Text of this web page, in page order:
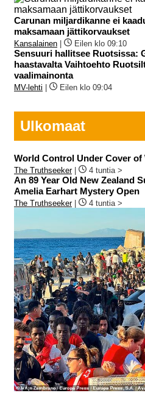
Carunan miljardikanne ei
maksamaan jättikorvaukset
Kansalainen | Eilen klo 09:10
Sensuuri hallitsee Ruotsissa:
haastavalta Vaihtoehto
vaalimainonta
MV-lehti | Eilen klo 09:04
Ulkomaat
World Control Under Cover of
The Truthseeker| 4 tuntia >
An 89 Year Old New Zealand
Amelia Earhart Mystery Open
The Truthseeker| 4 tuntia >